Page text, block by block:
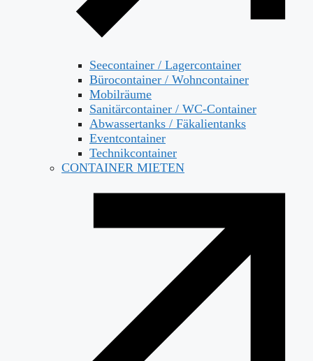
Seecontainer / Lagercontainer
Bürocontainer / Wohncontainer
Mobilräume
Sanitärcontainer / WC-Container
Abwassertanks / Fäkalientanks
Eventcontainer
Technikcontainer
CONTAINER MIETEN